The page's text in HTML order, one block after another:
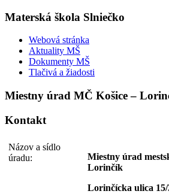
Materská škola Slniečko
Webová stránka
Aktuality MŠ
Dokumenty MŠ
Tlačivá a žiadosti
Miestny úrad MČ Košice –
Kontakt
Názov a sídlo
úradu:
Miestny úrad
Lorinčík
Lorinčícka ulica 15/